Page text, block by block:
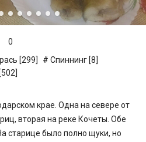
0
[299]
Спиннинг [8]
крае. Одна на севере от
вторая на реке Кочеты. Обе
старице было полно щуки, но